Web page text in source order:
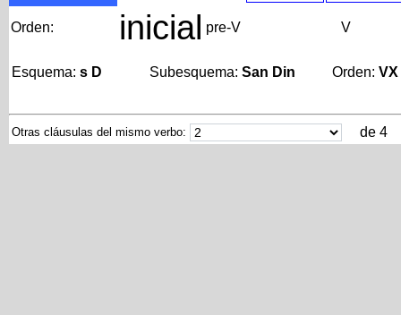
Orden: inicial pre-V V
Esquema: s D Subesquema: San Din Orden: VX
Otras cláusulas del mismo verbo: de 4